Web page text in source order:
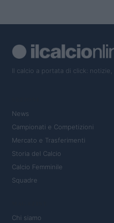
Il calcio a portata di click:
News
Campionati e Competizioni
Mercato e Trasferimenti
Storia del Calcio
Calcio Femminile
Squadre
Chi siamo